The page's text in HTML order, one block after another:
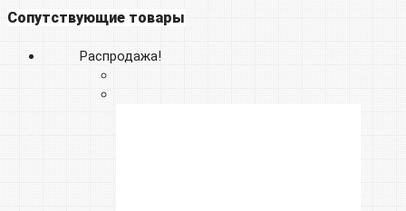
Сопутствующие товары
Распродажа!